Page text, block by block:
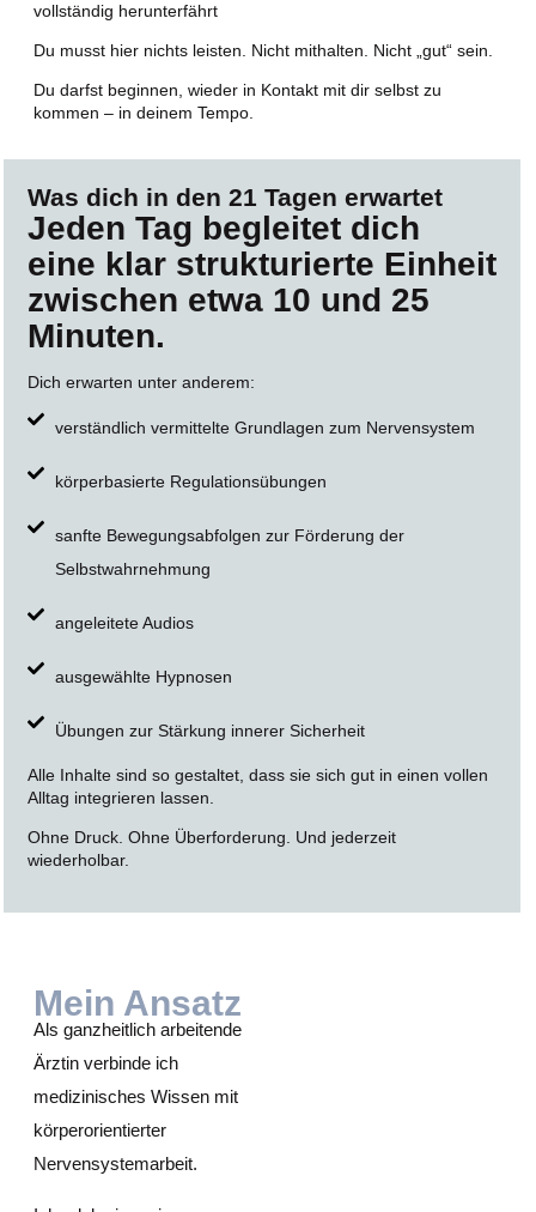
vollständig herunterfährt
Du musst hier nichts leisten. Nicht mithalten. Nicht „gut“ sein.
Du darfst beginnen, wieder in Kontakt mit dir selbst zu
kommen – in deinem Tempo.
Was dich in den 21 Tagen erwartet
Jeden Tag begleitet dich
eine klar strukturierte Einheit
zwischen etwa 10 und 25
Minuten.
Dich erwarten unter anderem:
verständlich vermittelte Grundlagen zum Nervensystem
körperbasierte Regulationsübungen
sanfte Bewegungsabfolgen zur Förderung der
Selbstwahrnehmung
angeleitete Audios
ausgewählte Hypnosen
Übungen zur Stärkung innerer Sicherheit
Alle Inhalte sind so gestaltet, dass sie sich gut in einen vollen
Alltag integrieren lassen.
Ohne Druck. Ohne Überforderung. Und jederzeit
wiederholbar.
Mein Ansatz
Als ganzheitlich arbeitende
Ärztin verbinde ich
medizinisches Wissen mit
körperorientierter
Nervensystemarbeit.